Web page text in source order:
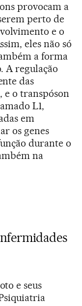
provocam a
perto de
e o
eles não só
a forma
A regulação
das
e o transpóson
L1,
em
os genes
durante o
na
e seus